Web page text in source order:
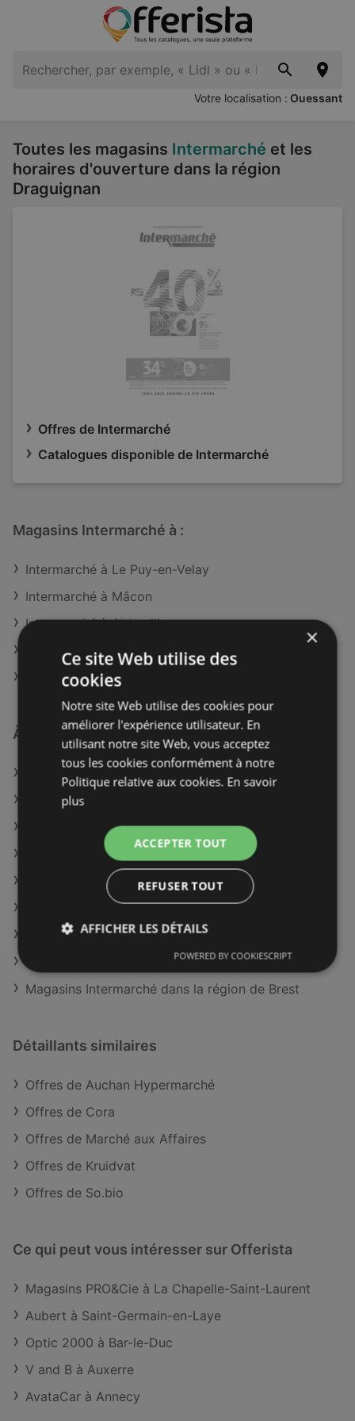
Votre localisation : Ouessant
Toutes les magasins Intermarché et les
horaires d'ouverture dans la région
Draguignan
Offres de Intermarché
Catalogues disponible de Intermarché
Magasins Intermarché à :
Intermarché à Le Puy-en-Velay
Intermarché à Mâcon
Intermarché à Abbeville
Intermarché à Calais
Intermarché à Marseille
À découvrir aussi
Offres de Intermarché
Offres de Picard
Offres de Auchan Supermarché
Catalogues disponible de Intermarché Hyper
Catalogues disponible de U Express
Catalogues disponible de Casino Supermarches
Catalogues disponible de Monoprix
Catalogues disponible de Aldi
Magasins Intermarché dans la région de Brest
Détaillants similaires
Offres de Auchan Hypermarché
Offres de Cora
Offres de Marché aux Affaires
Offres de Kruidvat
Offres de So.bio
Ce qui peut vous intéresser sur Offerista
Magasins PRO&Cie à La Chapelle-Saint-Laurent
Aubert à Saint-Germain-en-Laye
Optic 2000 à Bar-le-Duc
V and B à Auxerre
AvataCar à Annecy
×
Ce site Web utilise des
cookies
Notre site Web utilise des cookies pour
améliorer l'expérience utilisateur. En
utilisant notre site Web, vous acceptez
tous les cookies conformément à notre
Politique relative aux cookies. En savoir
plus
ACCEPTER TOUT
REFUSER TOUT
AFFICHER LES DÉTAILS
POWERED BY COOKIESCRIPT